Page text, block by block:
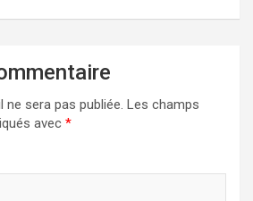
sera pas publiée. Les champs
avec *